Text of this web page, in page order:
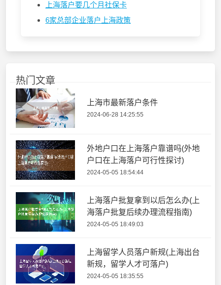
上海落户要几个月社保卡
6家总部企业落户上海政策
热门文章
上海市最新落户条件
2024-06-28 14:25:55
外地户口在上海落户靠谱吗(外地
户口在上海落户可行性探讨)
2024-05-05 18:54:44
上海落户批复拿到以后怎么办(上
海落户批复后续办理流程指南)
2024-05-05 18:49:03
上海留学人员落户新规(上海出台
新规，留学人才可落户)
2024-05-05 18:35:55